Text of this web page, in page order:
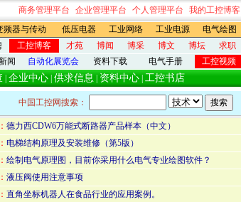
商务管理平台 企业管理平台 个人管理平台
我的工控博客
频器与传动 低压电器 工业网络 工业电源
电气绘图
工控博客 才苑 博闻 博采 博文 博坛
求职
闻 自动化展览会 资料下载 电气手册 工控视频
企业中心 供求信息 资料中心 工控书店
中国工控网搜索：
德力西CDW6万能式断路器产品样本（中文）
电梯结构原理及安装维修（第5版）
绘制电气原理图，目前你采用什么电气专业绘图软件？
液压阀使用注意事项
直角坐标机器人在食品行业的应用案例。